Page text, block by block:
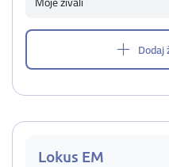
Dodaj
Lokus EM